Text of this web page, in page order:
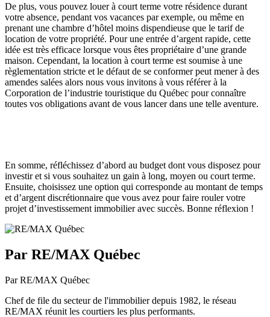
De plus, vous pouvez louer à court terme votre résidence durant
votre absence, pendant vos vacances par exemple, ou même en
prenant une chambre d’hôtel moins dispendieuse que le tarif de
location de votre propriété. Pour une entrée d’argent rapide, cette
idée est très efficace lorsque vous êtes propriétaire d’une grande
maison. Cependant, la location à court terme est soumise à une
règlementation stricte et le défaut de se conformer peut mener à des
amendes salées alors nous vous invitons à vous référer à la
Corporation de l’industrie touristique du Québec pour connaître
toutes vos obligations avant de vous lancer dans une telle aventure.
En somme, réfléchissez d’abord au budget dont vous disposez pour
investir et si vous souhaitez un gain à long, moyen ou court terme.
Ensuite, choisissez une option qui corresponde au montant de temps
et d’argent discrétionnaire que vous avez pour faire rouler votre
projet d’investissement immobilier avec succès. Bonne réflexion !
Par RE/MAX Québec
Par RE/MAX Québec
Chef de file du secteur de l'immobilier depuis 1982, le réseau
RE/MAX réunit les courtiers les plus performants.